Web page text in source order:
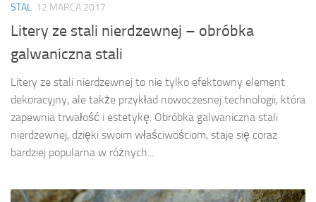
STAL 12 MARCA 2017
Litery ze stali nierdzewnej – obróbka
galwaniczna stali
Litery ze stali nierdzewnej to nie tylko efektowny element
dekoracyjny, ale także przykład nowoczesnej technologii, która
zapewnia trwałość i estetykę. Obróbka galwaniczna stali
nierdzewnej, dzięki swoim właściwościom, staje się coraz
bardziej popularna w różnych...